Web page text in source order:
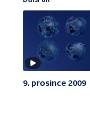
9. prosince 2009